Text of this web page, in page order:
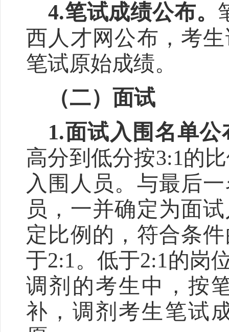
4.笔试成绩公布。
西人才网公布，考
笔试原始成绩。
（二）面试
1.面试入围名单公
高分到低分按3:1的
入围人员。与最后
员，一并确定为面
定比例的，符合条
于2:1。低于2:1的岗
调剂的考生中，按
补，调剂考生笔试